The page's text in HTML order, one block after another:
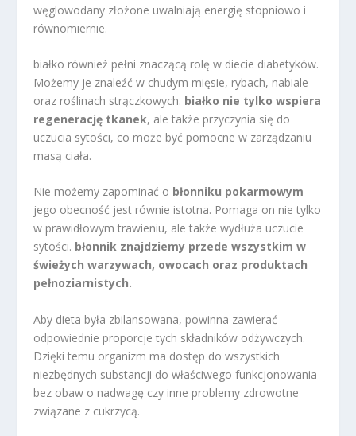
węglowodany złożone uwalniają energię stopniowo i
równomiernie.
białko również pełni znaczącą rolę w diecie diabetyków.
Możemy je znaleźć w chudym mięsie, rybach, nabiale
oraz roślinach strączkowych. białko nie tylko wspiera
regenerację tkanek, ale także przyczynia się do
uczucia sytości, co może być pomocne w zarządzaniu
masą ciała.
Nie możemy zapominać o błonniku pokarmowym –
jego obecność jest równie istotna. Pomaga on nie tylko
w prawidłowym trawieniu, ale także wydłuża uczucie
sytości. błonnik znajdziemy przede wszystkim w
świeżych warzywach, owocach oraz produktach
pełnoziarnistych.
Aby dieta była zbilansowana, powinna zawierać
odpowiednie proporcje tych składników odżywczych.
Dzięki temu organizm ma dostęp do wszystkich
niezbędnych substancji do właściwego funkcjonowania
bez obaw o nadwagę czy inne problemy zdrowotne
związane z cukrzycą.